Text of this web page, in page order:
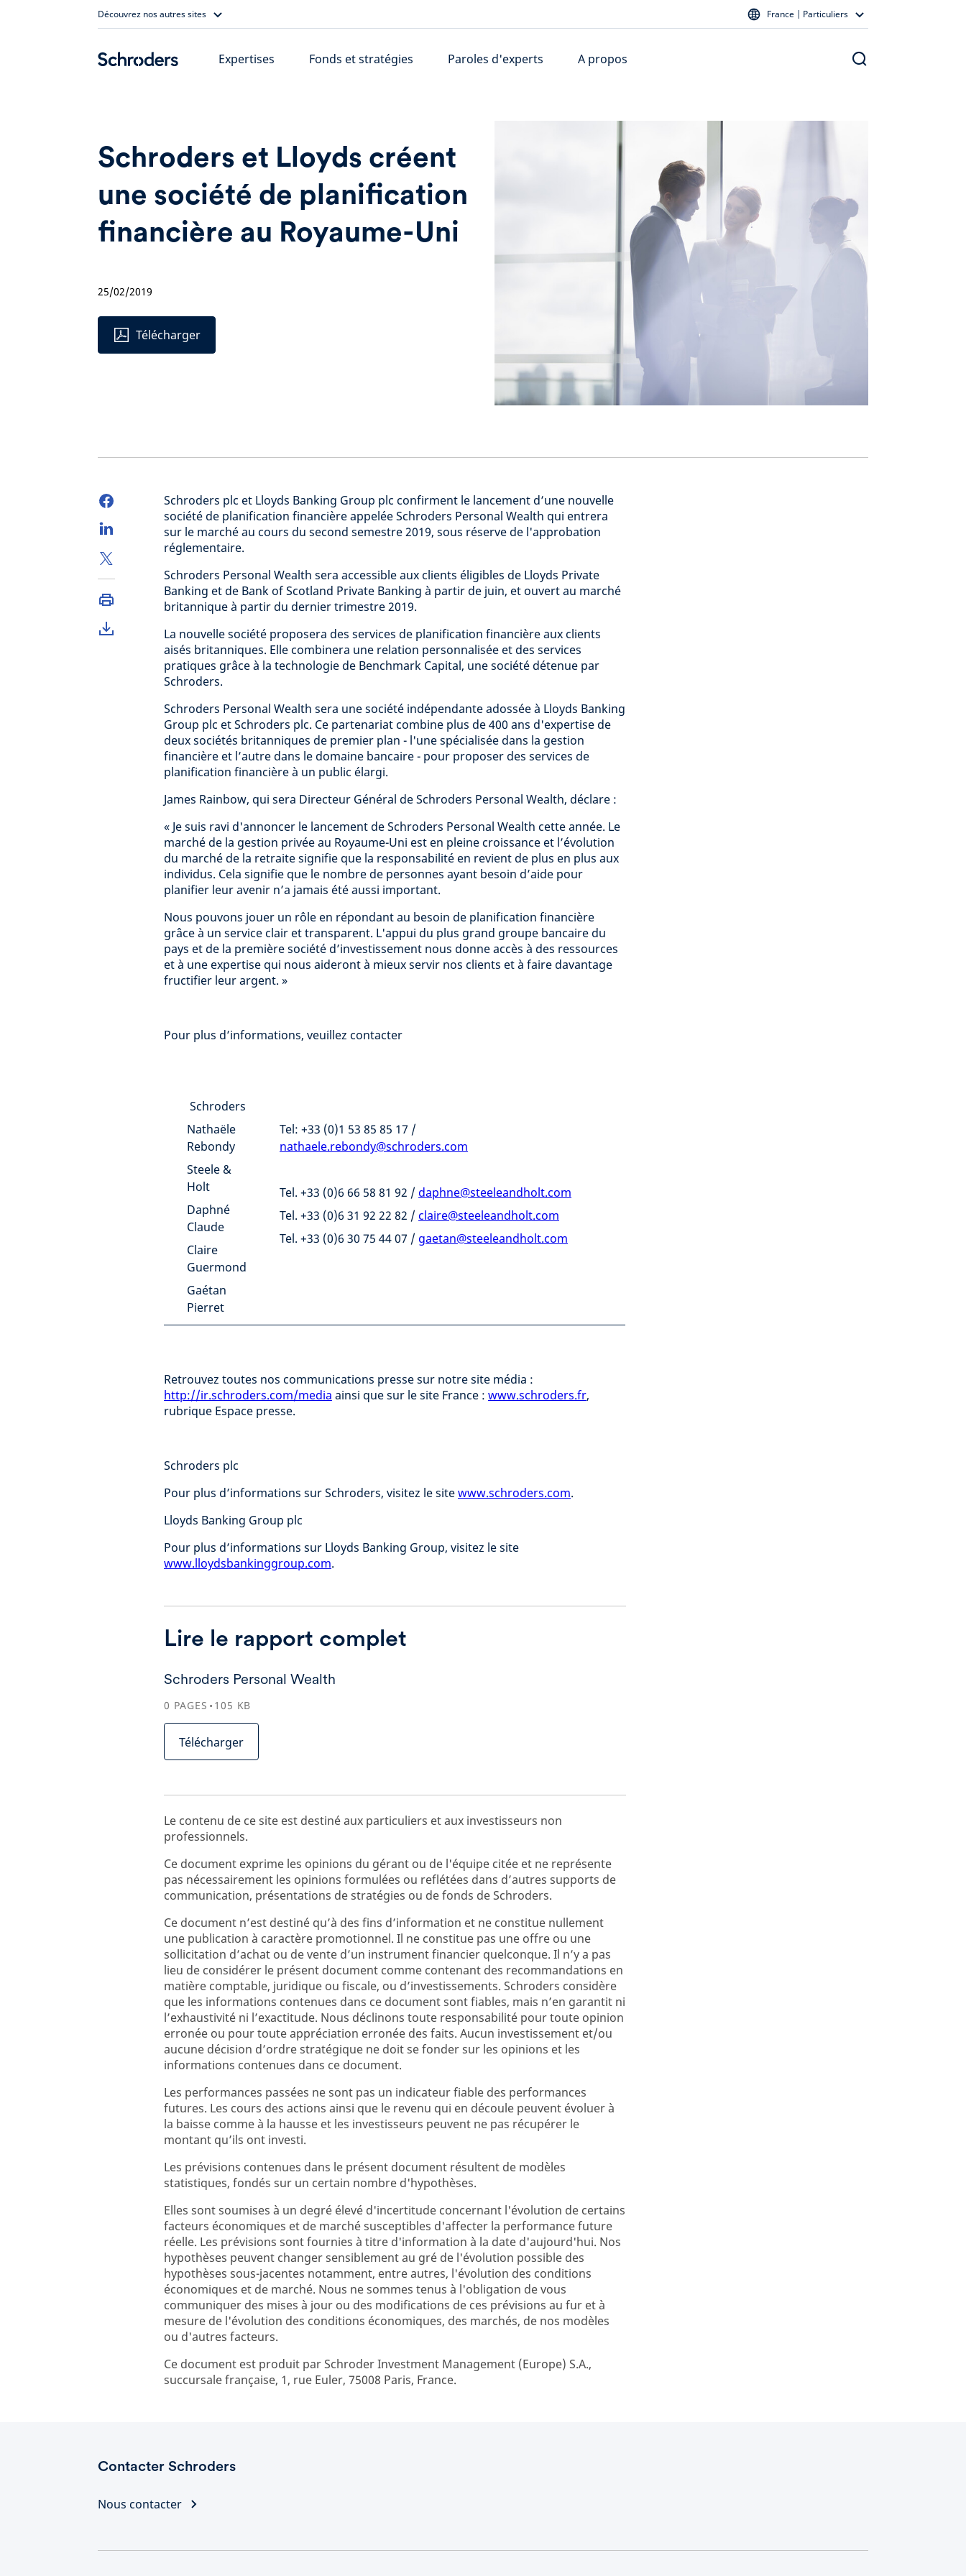
Découvrez nos autres sites France | Particuliers
Expertises Fonds et stratégies Paroles d'experts A propos
Schroders et Lloyds créent
une société de planification
financière au Royaume-Uni
25/02/2019
Télécharger
Schroders plc et Lloyds Banking Group plc confirment le lancement d’une nouvelle
société de planification financière appelée Schroders Personal Wealth qui entrera
sur le marché au cours du second semestre 2019, sous réserve de l'approbation
réglementaire.
Schroders Personal Wealth sera accessible aux clients éligibles de Lloyds Private
Banking et de Bank of Scotland Private Banking à partir de juin, et ouvert au marché
britannique à partir du dernier trimestre 2019.
La nouvelle société proposera des services de planification financière aux clients
aisés britanniques. Elle combinera une relation personnalisée et des services
pratiques grâce à la technologie de Benchmark Capital, une société détenue par
Schroders.
Schroders Personal Wealth sera une société indépendante adossée à Lloyds Banking
Group plc et Schroders plc. Ce partenariat combine plus de 400 ans d'expertise de
deux sociétés britanniques de premier plan - l'une spécialisée dans la gestion
financière et l’autre dans le domaine bancaire - pour proposer des services de
planification financière à un public élargi.
James Rainbow, qui sera Directeur Général de Schroders Personal Wealth, déclare :
« Je suis ravi d'annoncer le lancement de Schroders Personal Wealth cette année. Le
marché de la gestion privée au Royaume-Uni est en pleine croissance et l’évolution
du marché de la retraite signifie que la responsabilité en revient de plus en plus aux
individus. Cela signifie que le nombre de personnes ayant besoin d’aide pour
planifier leur avenir n’a jamais été aussi important.
Nous pouvons jouer un rôle en répondant au besoin de planification financière
grâce à un service clair et transparent. L'appui du plus grand groupe bancaire du
pays et de la première société d’investissement nous donne accès à des ressources
et à une expertise qui nous aideront à mieux servir nos clients et à faire davantage
fructifier leur argent. »
Pour plus d’informations, veuillez contacter
Schroders
Nathaële
Rebondy
Steele &
Holt
Daphné
Claude
Claire
Guermond
Gaétan
Pierret
Tel: +33 (0)1 53 85 85 17 /
nathaele.rebondy@schroders.com
Tel. +33 (0)6 66 58 81 92 / daphne@steeleandholt.com
Tel. +33 (0)6 31 92 22 82 / claire@steeleandholt.com
Tel. +33 (0)6 30 75 44 07 / gaetan@steeleandholt.com
Retrouvez toutes nos communications presse sur notre site média :
http://ir.schroders.com/media ainsi que sur le site France : www.schroders.fr,
rubrique Espace presse.
Schroders plc
Pour plus d’informations sur Schroders, visitez le sitewww.schroders.com.
Lloyds Banking Group plc
Pour plus d’informations sur Lloyds Banking Group, visitez le site
www.lloydsbankinggroup.com.
Lire le rapport complet
Schroders Personal Wealth
0 PAGES 105 KB
Télécharger
Le contenu de ce site est destiné aux particuliers et aux investisseurs non
professionnels.
Ce document exprime les opinions du gérant ou de l'équipe citée et ne représente
pas nécessairement les opinions formulées ou reflétées dans d’autres supports de
communication, présentations de stratégies ou de fonds de Schroders.
Ce document n’est destiné qu’à des fins d’information et ne constitue nullement
une publication à caractère promotionnel. Il ne constitue pas une offre ou une
sollicitation d’achat ou de vente d’un instrument financier quelconque. Il n’y a pas
lieu de considérer le présent document comme contenant des recommandations en
matière comptable, juridique ou fiscale, ou d’investissements. Schroders considère
que les informations contenues dans ce document sont fiables, mais n’en garantit ni
l’exhaustivité ni l’exactitude. Nous déclinons toute responsabilité pour toute opinion
erronée ou pour toute appréciation erronée des faits. Aucun investissement et/ou
aucune décision d’ordre stratégique ne doit se fonder sur les opinions et les
informations contenues dans ce document.
Les performances passées ne sont pas un indicateur fiable des performances
futures. Les cours des actions ainsi que le revenu qui en découle peuvent évoluer à
la baisse comme à la hausse et les investisseurs peuvent ne pas récupérer le
montant qu’ils ont investi.
Les prévisions contenues dans le présent document résultent de modèles
statistiques, fondés sur un certain nombre d'hypothèses.
Elles sont soumises à un degré élevé d'incertitude concernant l'évolution de certains
facteurs économiques et de marché susceptibles d'affecter la performance future
réelle. Les prévisions sont fournies à titre d'information à la date d'aujourd'hui. Nos
hypothèses peuvent changer sensiblement au gré de l'évolution possible des
hypothèses sous-jacentes notamment, entre autres, l'évolution des conditions
économiques et de marché. Nous ne sommes tenus à l'obligation de vous
communiquer des mises à jour ou des modifications de ces prévisions au fur et à
mesure de l'évolution des conditions économiques, des marchés, de nos modèles
ou d'autres facteurs.
Ce document est produit par Schroder Investment Management (Europe) S.A.,
succursale française, 1, rue Euler, 75008 Paris, France.
Contacter Schroders
Nous contacter